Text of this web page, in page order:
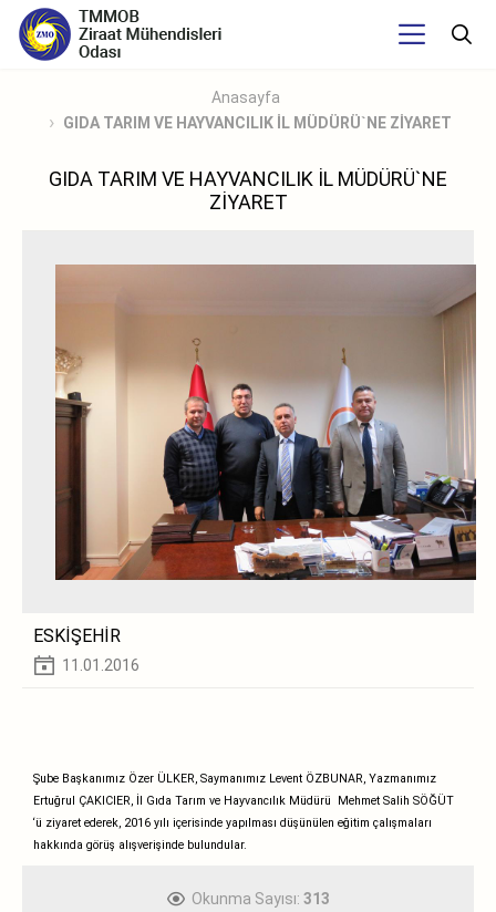
Anasayfa
GIDA TARIM VE HAYVANCILIK İL MÜDÜRÜ`NE ZİYARET
GIDA TARIM VE HAYVANCILIK İL MÜDÜRÜ`NE
ZİYARET
ESKİŞEHİR
11.01.2016
Şube Başkanımız Özer ÜLKER, Saymanımız Levent ÖZBUNAR, Yazmanımız
Ertuğrul ÇAKICIER, İl Gıda Tarım ve Hayvancılık Müdürü Mehmet Salih SÖĞÜT
‘ü ziyaret ederek, 2016 yılı içerisinde yapılması düşünülen eğitim çalışmaları
hakkında görüş alışverişinde bulundular.
Okunma Sayısı: 313